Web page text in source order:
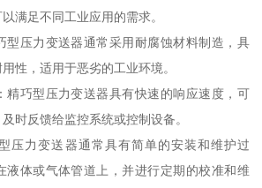
满足不同工业应用的需求。
型压力变送器通常采用耐腐蚀材料制造，具
性，适用于恶劣的工业环境。
精巧型压力变送器具有快速的响应速度，可
时反馈给监控系统或控制设备。
压力变送器通常具有简单的安装和维护过
液体或气体管道上，并进行定期的校准和维